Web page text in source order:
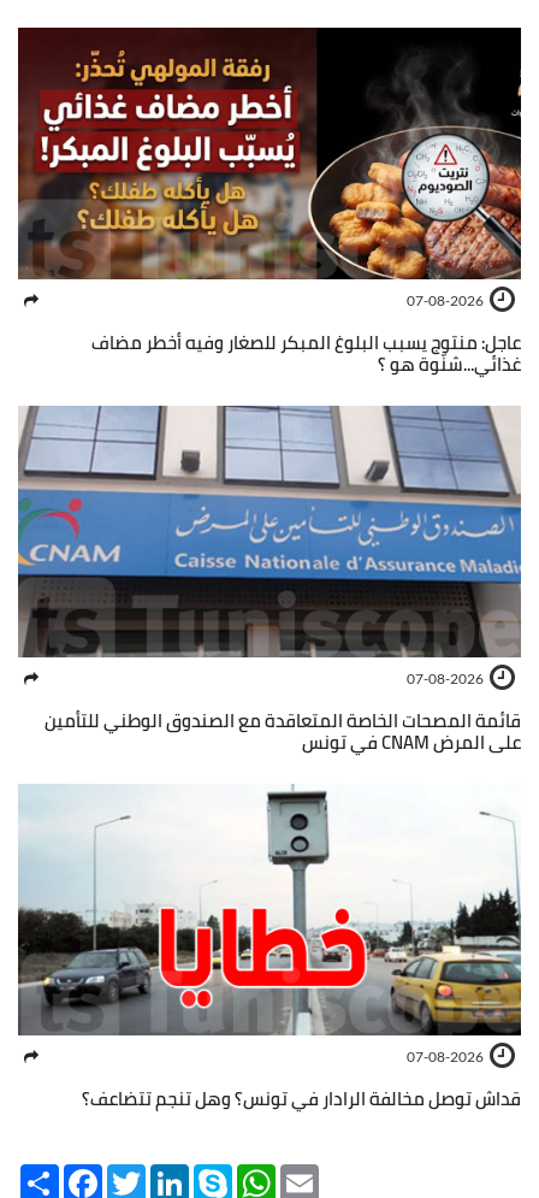
07-08-2026
عاجل: منتوج يسبب البلوغ المبكر للصغار وفيه أخطر مضاف
غذائي...شنّوة هو ؟
07-08-2026
قائمة المصحات الخاصة المتعاقدة مع الصندوق الوطني للتأمين
على المرض CNAM في تونس
07-08-2026
قداش توصل مخالفة الرادار في تونس؟ وهل تنجم تتضاعف؟
Share FacebookTwitterLinkedInSkype WhatsApp